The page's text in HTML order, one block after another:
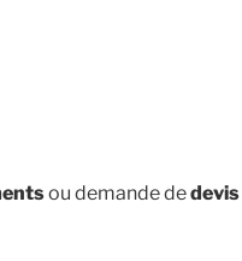
ou demande de